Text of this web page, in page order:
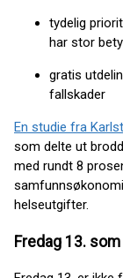
tydelig
har stor
gratis
fallskader
En studie fra
som delte ut
med rundt 8
helseutgifter.
Fredag 13.